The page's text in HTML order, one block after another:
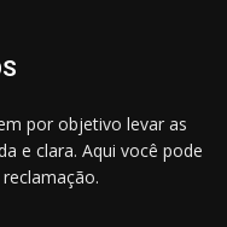
por objetivo levar as
e clara. Aqui você pode